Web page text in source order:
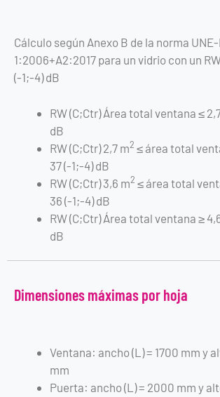
Cálculo según Anexo B de la norma UNE-
1:2006+A2:2017 para un vidrio con un
(-1;-4) dB
RW (C;Ctr) Área total ventana ≤
dB
RW (C;Ctr) 2,7 m2 ≤ área total
37 (-1;-4) dB
RW (C;Ctr) 3,6 m2 ≤ área total
36 (-1;-4) dB
RW (C;Ctr) Área total ventana ≥
dB
Dimensiones máximas por hoja
Ventana: ancho (L) = 1700 mm y
mm
Puerta: ancho (L) = 2000 mm y